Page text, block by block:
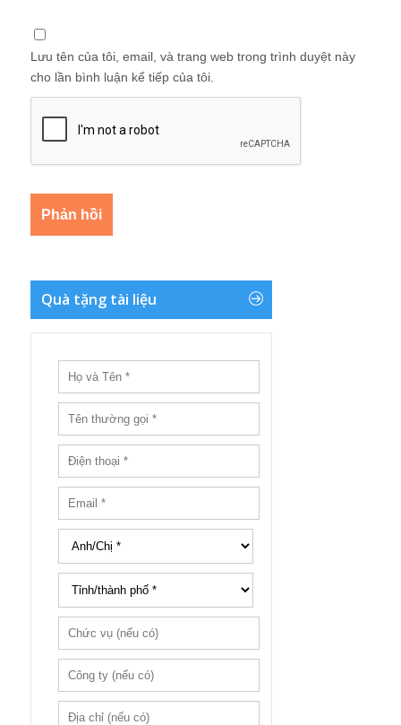
Lưu tên của tôi, email, và trang web trong trình duyệt này
cho lần bình luận kế tiếp của tôi.
Quà tặng tài liệu